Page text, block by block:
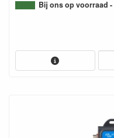
Bij ons op voorraad